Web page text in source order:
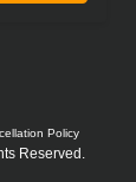
Policy
Reserved.